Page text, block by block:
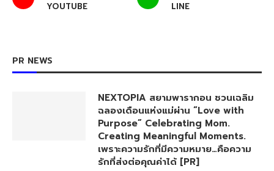
YOUTUBE LINE
PR NEWS
NEXTOPIA สยามพารากอน ชวนเฉลิม
ฉลองเดือนแห่งแม่ผ่าน “Love with
Purpose” Celebrating Mom.
Creating Meaningful Moments.
เพราะความรักที่มีความหมาย…คือความ
รักที่ส่งต่อคุณค่าได้ [PR]